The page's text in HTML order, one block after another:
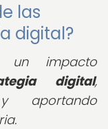
las
digital?
impacto
digital,
aportando